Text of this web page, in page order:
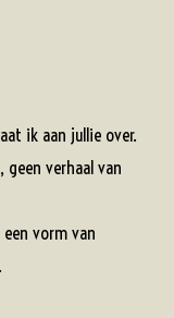
ik aan jullie over.
geen verhaal van
vorm van